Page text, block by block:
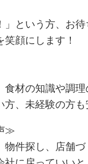
」という方、お待
顔にします！
食材の知識や調
、未経験の方
≫
物件探し、店舗